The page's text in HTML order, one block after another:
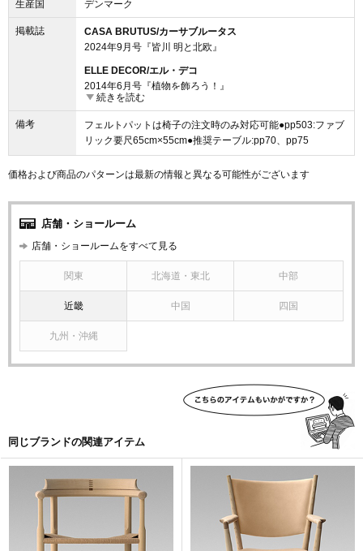
生産国 デンマーク
掲載誌
CASA BRUTUS/カーサブルータス
2024年9月号『皆川 明と北欧』
ELLE DECOR/エル・デコ
2014年6月号『植物を飾ろう！』
2014年8月号『やっぱり好きな、北欧デザイン』
MODERN LIVING/モダンリビング
2015年11月号『北欧の美しい日用品・53』
2018年1月号『北欧家具をつくったデザイナーたち』
続きを読む
備考
フェルトパットは椅子の注文時のみ対応可能●pp503:ファブ
リック要尺65cm×55cm●推奨テーブル:pp70、pp75
価格および商品のパターンは最新の情報と異なる可能性がございます
店舗・ショールーム
店舗・ショールームをすべて見る
関東 北海道・東北 中部
近畿 中国 四国
九州・沖縄
同じブランドの関連アイテム